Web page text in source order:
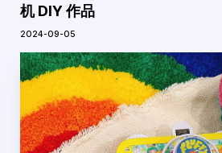
机 DIY 作品
2024-09-05